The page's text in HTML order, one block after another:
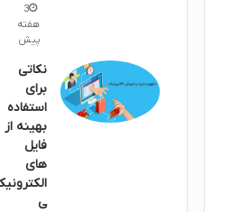
3
هفته
پیش
نکاتی
برای
استفاده
بهینه از
فایل
های
الکترونیک
ی